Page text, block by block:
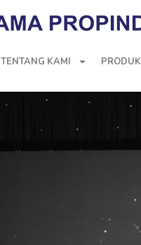
TENTANG KAMI PRODUK